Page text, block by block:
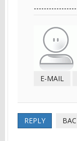
E-MAIL
REPLY